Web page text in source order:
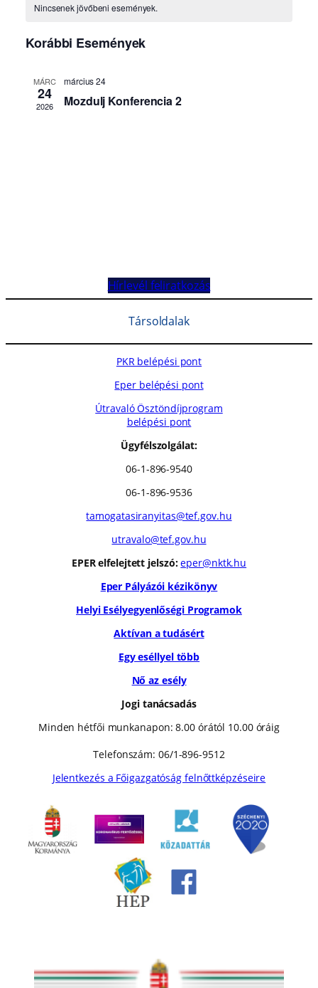
Hírlevél feliratkozás
Társoldalak
PKR belépési pont
Eper belépési pont
Útravaló Ösztöndíjprogram
belépési pont
Ügyfélszolgálat:
06-1-896-9540
06-1-896-9536
tamogatasiranyitas@tef.gov.hu
utravalo@tef.gov.hu
EPER elfelejtett jelszó: eper@nktk.hu
Eper Pályázói kézikönyv
Helyi Esélyegyenlőségi Programok
Aktívan a tudásért
Egy eséllyel több
Nő az esély
Jogi tanácsadás
Minden hétfői munkanapon: 8.00 órától 10.00 óráig
Telefonszám: 06/1-896-9512
Jelentkezés a Főigazgatóság felnőttképzéseire